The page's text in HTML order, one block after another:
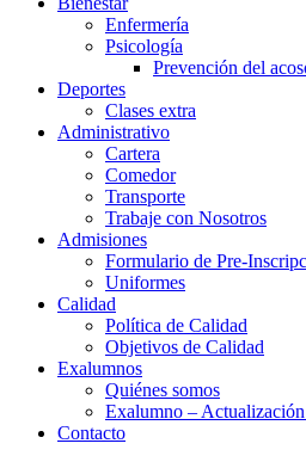
Enfermería
Psicología
Prevención del
Deportes
Clases extra
Administrativo
Cartera
Comedor
Transporte
Trabaje con Nosotros
Admisiones
Formulario de Pre-
Uniformes
Calidad
Política de Calidad
Objetivos de Calidad
Exalumnos
Quiénes somos
Exalumno –
Contacto